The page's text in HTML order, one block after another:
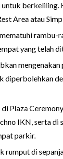
berkeliling.
Area atau
rambu-
yang telah
mengenakan
diperbolehkan
Plaza
IKN, serta di
parkir.
rumput di